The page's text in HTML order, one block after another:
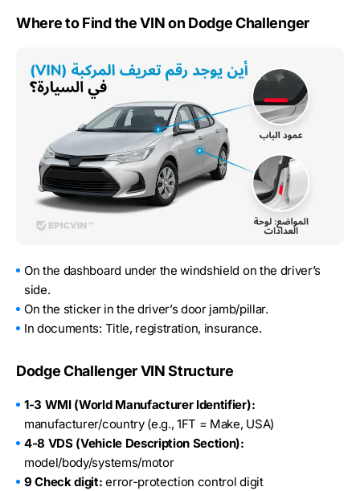
Where to Find the VIN on Dodge Challenger
On the dashboard under the windshield on the driver’s
side.
On the sticker in the driver’s door jamb/pillar.
In documents: Title, registration, insurance.
Dodge Challenger VIN Structure
1-3 WMI (World Manufacturer Identifier):
manufacturer/country (e.g., 1FT = Make, USA)
4-8 VDS (Vehicle Description Section):
model/body/systems/motor
9 Check digit: error-protection control digit